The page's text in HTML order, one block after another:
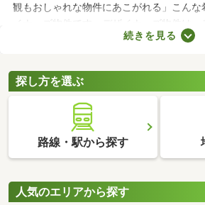
観もおしゃれな物件にあこがれる」こん
イナーズ物件です。デザイナーズ物件は
が詰められたおしゃれな建物であることが
くださいね。
続きを見る
探し方を選ぶ
路線・駅から探す
人気のエリアから探す